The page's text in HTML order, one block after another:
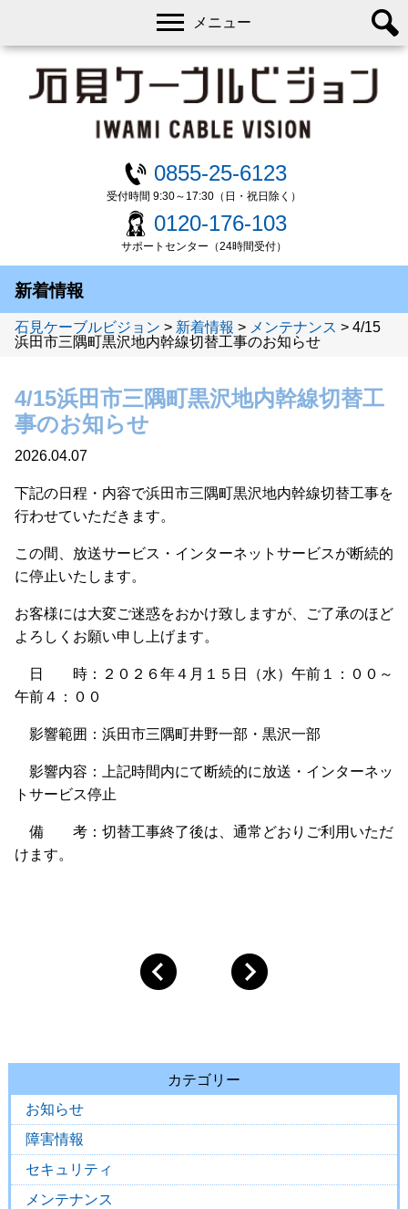
0855-25-6123
受付時間 9:30～17:30（日・祝日除く）
0120-176-103
サポートセンター（24時間受付）
メニュー
新着情報
石見ケーブルビジョン > 新着情報 > メンテナンス > 4/15
浜田市三隅町黒沢地内幹線切替工事のお知らせ
4/15浜田市三隅町黒沢地内幹線切替工
事のお知らせ
2026.04.07
下記の日程・内容で浜田市三隅町黒沢地内幹線切替工事を
行わせていただきます。
この間、放送サービス・インターネットサービスが断続的
に停止いたします。
お客様には大変ご迷惑をおかけ致しますが、ご了承のほど
よろしくお願い申し上げます。
日 時：２０２６年４月１５日（水）午前１：００～
午前４：００
影響範囲：浜田市三隅町井野一部・黒沢一部
影響内容：上記時間内にて断続的に放送・インターネッ
トサービス停止
備 考：切替工事終了後は、通常どおりご利用いただ
けます。
カテゴリー
お知らせ
障害情報
セキュリティ
メンテナンス